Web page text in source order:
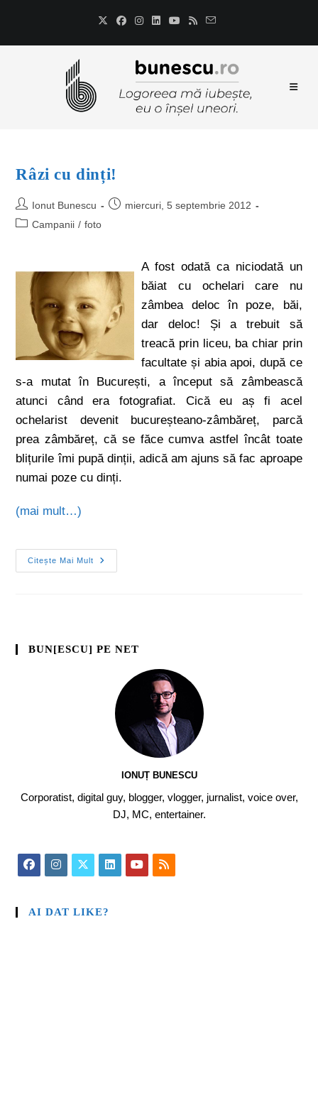
Râzi cu dinți!
Ionut Bunescu
miercuri, 5 septembrie 2012
Campanii / foto
A fost odată ca niciodată un
băiat cu ochelari care nu
zâmbea deloc în poze, băi,
dar deloc! Și a trebuit să
treacă prin liceu, ba chiar prin
facultate și abia apoi, după ce
s-a mutat în București, a început să zâmbească
atunci când era fotografiat. Cică eu aș fi acel
ochelarist devenit bucureșteano-zâmbăreț, parcă
prea zâmbăreț, că se făce cumva astfel încât toate
blițurile îmi pupă dinții, adică am ajuns să fac aproape
numai poze cu dinți.
(mai mult…)
Citește Mai Mult
BUN[ESCU] PE NET
IONUȚ BUNESCU
Corporatist, digital guy, blogger, vlogger, jurnalist, voice over,
DJ, MC, entertainer.
AI DAT LIKE?